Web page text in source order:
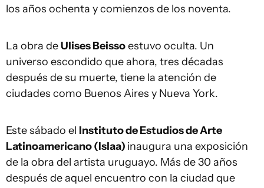
los años ochenta y comienzos de los noventa.
La obra deUlises Beissoestuvo oculta. Un
universo escondido que ahora, tres décadas
después de su muerte, tiene la atención de
ciudades como Buenos Aires y Nueva York.
Este sábado el Instituto de Estudios de Arte
Latinoamericano (Islaa) inaugura una exposición
de la obra del artista uruguayo. Más de 30 años
después de aquel encuentro con la ciudad que